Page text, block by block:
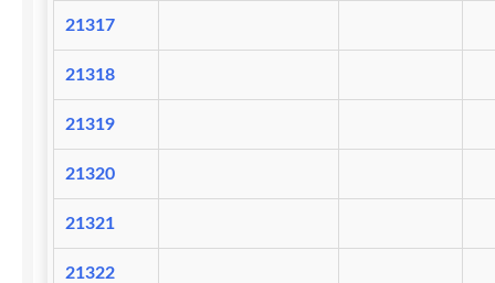
21317
21318
21319
21320
21321
21322